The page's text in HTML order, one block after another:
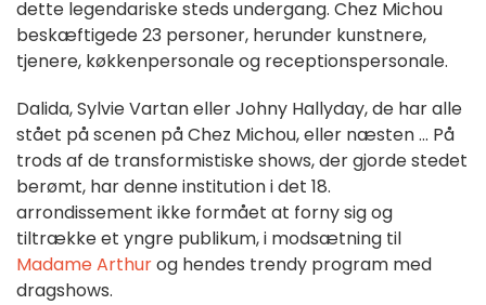
dette legendariske steds undergang. Chez Michou
beskæftigede 23 personer, herunder kunstnere,
tjenere, køkkenpersonale og receptionspersonale.
Dalida, Sylvie Vartan eller Johny Hallyday, de har alle
stået på scenen på Chez Michou, eller næsten ... På
trods af de transformistiske shows, der gjorde stedet
berømt, har denne institution i det 18.
arrondissement ikke formået at forny sig og
tiltrække et yngre publikum, i modsætning til
Madame Arthurog hendes trendy program med
dragshows.